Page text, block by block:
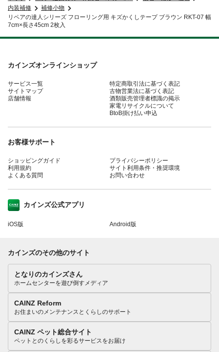
内装補修
補修小物
リペアの達人シリーズ フローリング用 キズかくしテープ ブラウン RKT-07 幅
7cm×長さ45cm 2枚入
カインズオンラインショップ
サービス一覧
サイトマップ
店舗情報
特定商取引法に基づく表記
古物営業法に基づく表記
酒類販売管理者標識の掲示
家電リサイクルについて
BtoB掛け払い申込
お客様サポート
ショッピングガイド
利用規約
よくある質問
プライバシーポリシー
サイト利用条件・推奨環境
お問い合わせ
カインズ公式アプリ
iOS版 Android版
カインズのその他のサイト
となりのカインズさん
ホームセンターを遊び倒すメディア
CAINZ Reform
お住まいのメンテナンスとくらしのサポート
CAINZ ペット総合サイト
ペットとのくらしを彩るサービスをお届け